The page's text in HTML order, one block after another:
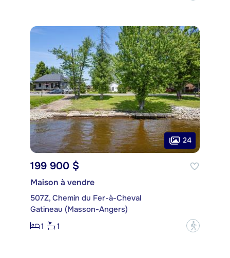
24
199 900 $
Maison à vendre
507Z, Chemin du Fer-à-Cheval
Gatineau (Masson-Angers)
1
1 ?